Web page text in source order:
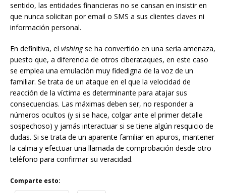
sentido, las entidades financieras no se cansan en insistir en
que nunca solicitan por email o SMS a sus clientes claves ni
información personal.
En definitiva, el vishingse ha convertido en una seria amenaza,
puesto que, a diferencia de otros ciberataques, en este caso
se emplea una emulación muy fidedigna de la voz de un
familiar. Se trata de un ataque en el que la velocidad de
reacción de la víctima es determinante para atajar sus
consecuencias. Las máximas deben ser, no responder a
números ocultos (y si se hace, colgar ante el primer detalle
sospechoso) y jamás interactuar si se tiene algún resquicio de
dudas. Si se trata de un aparente familiar en apuros, mantener
la calma y efectuar una llamada de comprobación desde otro
teléfono para confirmar su veracidad.
Comparte esto: